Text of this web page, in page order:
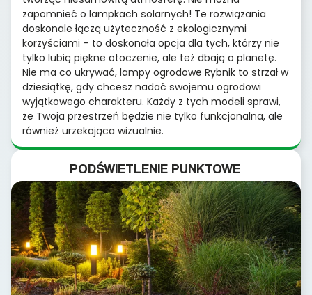
zapomnieć o lampkach solarnych! Te rozwiązania
doskonale łączą użyteczność z ekologicznymi
korzyściami – to doskonała opcja dla tych, którzy nie
tylko lubią piękne otoczenie, ale też dbają o planetę.
Nie ma co ukrywać, lampy ogrodowe Rybnik to strzał w
dziesiątkę, gdy chcesz nadać swojemu ogrodowi
wyjątkowego charakteru. Każdy z tych modeli sprawi,
że Twoja przestrzeń będzie nie tylko funkcjonalna, ale
również urzekająca wizualnie.
PODŚWIETLENIE PUNKTOWE